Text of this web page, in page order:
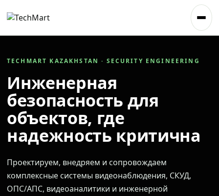
TECHMART KAZAKHSTAN · SECURITY ENGINEERING
Инженерная
безопасность для
объектов, где
надежность критична
Проектируем, внедряем и сопровождаем
комплексные системы видеонаблюдения, СКУД,
ОПС/АПС, видеоаналитики и инженерной